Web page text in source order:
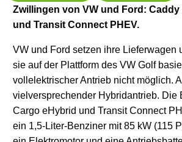
Zwillingen von VW und Ford: Caddy
und Transit Connect PHEV.
VW und Ford setzen ihre Lieferwagen
sie auf der Plattform des VW Golf
vollelektrischer Antrieb nicht möglich.
vielversprechender Hybridantrieb. Die
Cargo eHybrid und Transit Connect
ein 1,5-Liter-Benziner mit 85 kW (115